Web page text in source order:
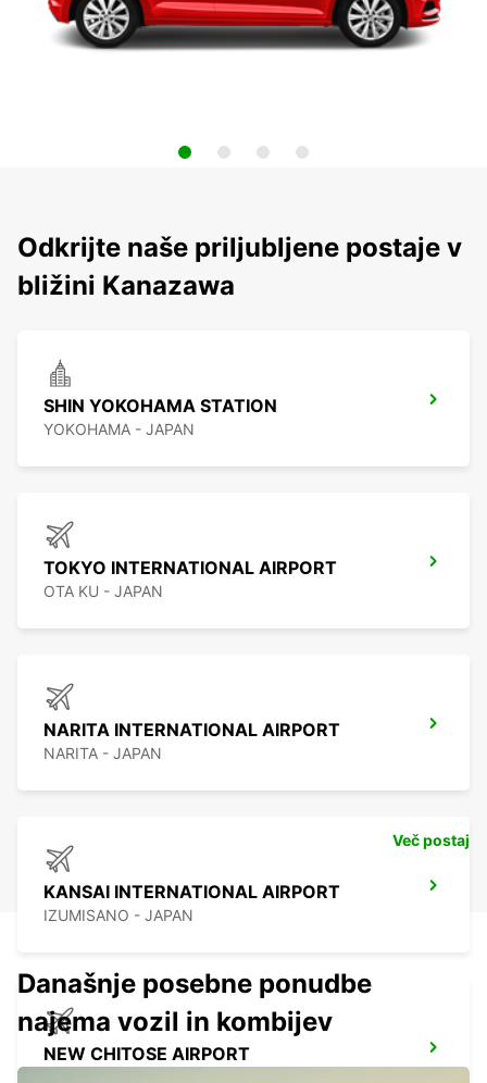
Odkrijte naše priljubljene postaje v
bližini Kanazawa
SHIN YOKOHAMA STATION
YOKOHAMA - JAPAN
TOKYO INTERNATIONAL AIRPORT
OTA KU - JAPAN
NARITA INTERNATIONAL AIRPORT
NARITA - JAPAN
KANSAI INTERNATIONAL AIRPORT
IZUMISANO - JAPAN
NEW CHITOSE AIRPORT
Več postaj
Današnje posebne ponudbe
najema vozil in kombijev